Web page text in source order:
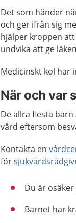
Det som händer
och ger ifrån sig
hjälper kroppen
undvika att ge
Medicinskt kol har
När och var
De allra flesta
vård eftersom
Kontakta en
för
Du är
Barnet har